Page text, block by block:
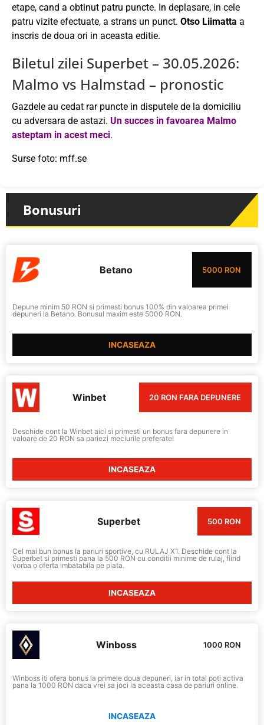
etape, cand a obtinut patru puncte. In deplasare, in cele
patru vizite efectuate, a strans un punct. Otso Liimatta a
inscris de doua ori in aceasta editie.
Biletul zilei Superbet – 30.05.2026:
Malmo vs Halmstad – pronostic
Gazdele au cedat rar puncte in disputele de la domiciliu
cu adversara de astazi. Un succes in favoarea Malmo
asteptam in acest meci.
Surse foto: mff.se
Bonusuri
Betano 5000 RON
Depune minim 50 RON si primesti bonus 100% din valoarea primei
depuneri la Betano. Bonusul maxim este 5000 RON.
INCASEAZA
Winbet 20 RON FARA DEPUNERE
Deschide cont la Winbet aici si primesti un bonus fara depunere in
valoare de 20 RON sa pariezi meciurile preferate!
INCASEAZA
Superbet 500 RON
Cel mai bun bonus la pariuri sportive, cu RULAJ X1. Deschide cont la
Superbet si primesti pana la 500 RON cu conditii minime de rulaj, fiind
vorba o oferta imbatabila pe piata.
INCASEAZA
Winboss 1000 RON
Winboss iti ofera bonus la primele doua depuneri, iar in total poti activa
pana la 1000 RON daca vrei sa joci la aceasta casa de pariuri online.
INCASEAZA